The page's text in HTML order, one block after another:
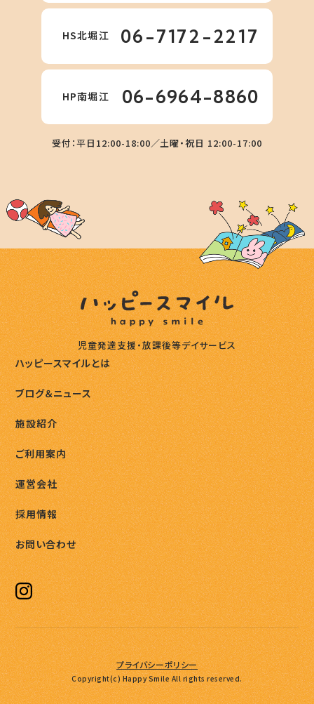
HS北堀江 06-7172-2217
HP南堀江 06-6964-8860
受付：平日12:00-18:00／土曜・祝日 12:00-17:00
児童発達支援・放課後等デイサービス
ハッピースマイルとは
ブログ＆ニュース
施設紹介
ご利用案内
運営会社
採用情報
お問い合わせ
プライバシーポリシー
Copyright(c) Happy Smile All rights reserved.